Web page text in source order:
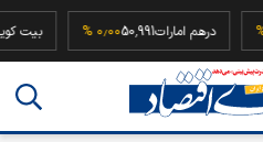
درهم امارات50,991۰٫۰۰ %